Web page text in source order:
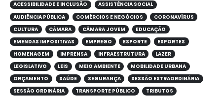
ACESSIBILIDADE E INCLUSÃO
ASSISTÊNCIA SOCIAL
AUDIÊNCIA PÚBLICA
COMÉRCIOS E NEGÓCIOS
CORONAVÍRUS
CULTURA
CÂMARA CÂMARA JOVEM
EDUCAÇÃO
EMENDAS IMPOSITIVAS
EMPREGO ESPORTE
ESPORTES
HOMENAGEM
IMPRENSA INFRAESTRUTURA
LAZER
LEGISLATIVO
LEIS MEIO AMBIENTE
MOBILIDADE URBANA
ORÇAMENTO
SAÚDE SEGURANÇA
SESSÃO EXTRAORDINÁRIA
SESSÃO ORDINÁRIA
TRANSPORTE PÚBLICO TRIBUTOS